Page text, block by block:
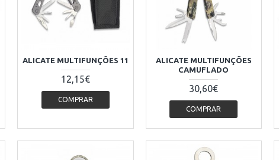
ALICATE MULTIFUNÇÕES 11
12,15€
COMPRAR
ALICATE MULTIFUNÇÕES
CAMUFLADO
30,60€
COMPRAR